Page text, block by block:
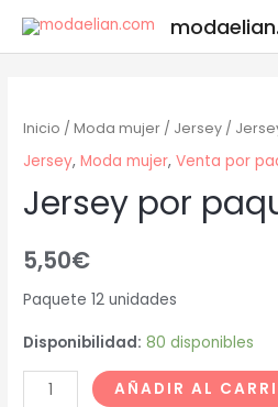
Inicio /Moda mujer / Jersey /
Jersey,Moda mujer,Venta por
Jersey por
5,50€
Paquete 12 unidades
Disponibilidad: 80 disponibles
AÑADIR AL